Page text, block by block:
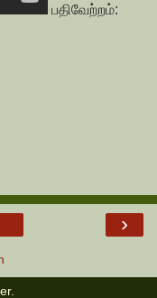
பதிவேற்றம்:
›
.